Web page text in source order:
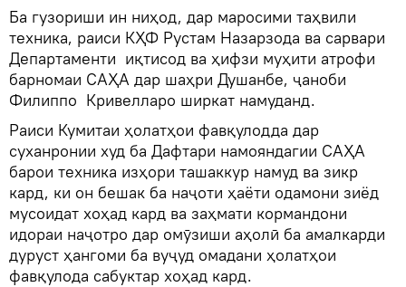
Ба гузориши ин ниҳод, дар маросими таҳвили
техника, раиси КҲФ Рустам Назарзода ва сарвари
Департаменти иқтисод ва ҳифзи муҳити атрофи
барномаи САҲА дар шаҳри Душанбе, ҷаноби
Филиппо Кривелларо ширкат намуданд.
Раиси Кумитаи ҳолатҳои фавқулодда дар
суханронии худ ба Дафтари намояндагии САҲА
барои техника изҳори ташаккур намуд ва зикр
кард, ки он бешак ба наҷоти ҳаёти одамони зиёд
мусоидат хоҳад кард ва заҳмати кормандони
идораи наҷотро дар омӯзиши аҳолӣ ба амалкарди
дуруст ҳангоми ба вуҷуд омадани ҳолатҳои
фавқулода сабуктар хоҳад кард.